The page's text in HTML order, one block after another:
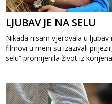
LJUBAV JE NA SELU
Nikada nisam vjerovala u
filmovi u meni su izazivali
selu“ promijenila život iz